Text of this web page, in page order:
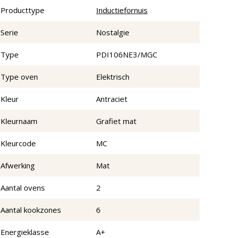
Producttype Inductiefornuis
Serie Nostalgie
Type PDI106NE3/MGC
Type oven Elektrisch
Kleur Antraciet
Kleurnaam Grafiet mat
Kleurcode MC
Afwerking Mat
Aantal ovens 2
Aantal kookzones 6
Energieklasse A+